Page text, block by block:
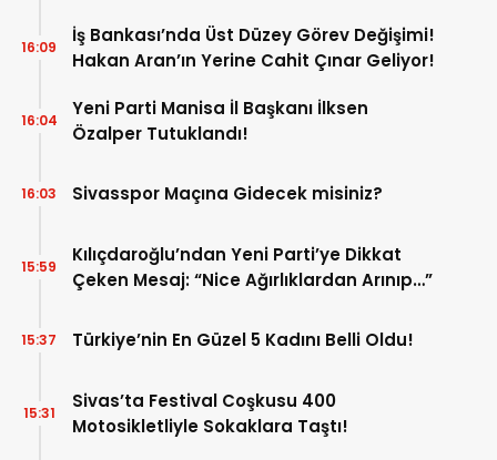
İş Bankası’nda Üst Düzey Görev Değişimi!
Hakan Aran’ın Yerine Cahit Çınar Geliyor!
16:09
Yeni Parti Manisa İl Başkanı İlksen
Özalper Tutuklandı!
16:04
Sivasspor Maçına Gidecek misiniz?
16:03
Kılıçdaroğlu’ndan Yeni Parti’ye Dikkat
Çeken Mesaj: “Nice Ağırlıklardan Arınıp…”
15:59
Türkiye’nin En Güzel 5 Kadını Belli Oldu!
15:37
Sivas’ta Festival Coşkusu 400
Motosikletliyle Sokaklara Taştı!
15:31